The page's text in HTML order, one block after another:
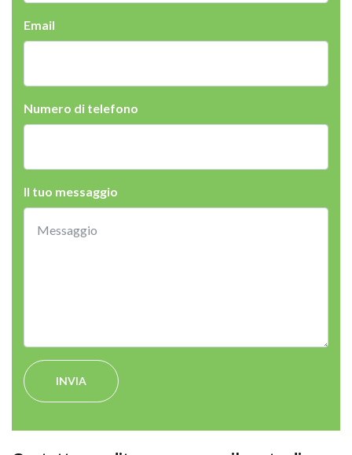
Email
Numero di telefono
Il tuo messaggio
INVIA